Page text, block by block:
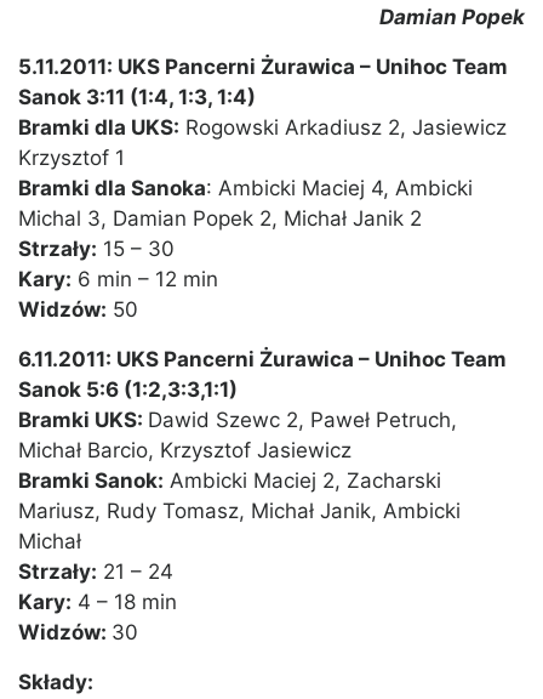
Damian Popek
5.11.2011: UKS Pancerni Żurawica – Unihoc Team
Sanok 3:11 (1:4, 1:3, 1:4)
Bramki dla UKS: Rogowski Arkadiusz 2, Jasiewicz
Krzysztof 1
Bramki dla Sanoka: Ambicki Maciej 4, Ambicki
Michal 3, Damian Popek 2, Michał Janik 2
Strzały: 15 – 30
Kary: 6 min – 12 min
Widzów: 50
6.11.2011: UKS Pancerni Żurawica – Unihoc Team
Sanok 5:6 (1:2,3:3,1:1)
Bramki UKS: Dawid Szewc 2, Paweł Petruch,
Michał Barcio, Krzysztof Jasiewicz
Bramki Sanok: Ambicki Maciej 2, Zacharski
Mariusz, Rudy Tomasz, Michał Janik, Ambicki
Michał
Strzały: 21 – 24
Kary: 4 – 18 min
Widzów: 30
Składy: